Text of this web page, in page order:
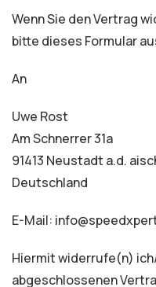
Wenn Sie den Vertrag
bitte dieses Formular
An
Uwe Rost
Am Schnerrer 31a
91413 Neustadt a.d.
Deutschland
E-Mail:
Hiermit widerrufe(n)
abgeschlossenen